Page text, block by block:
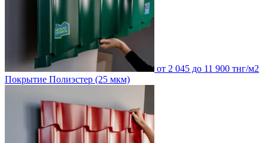
от 2 045 до 11 900 тнг/м2
Покрытие Полиэстер (25 мкм)